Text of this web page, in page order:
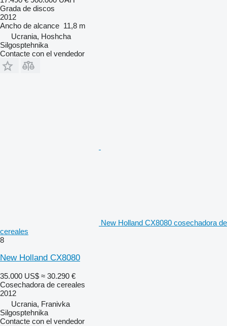
Grada de discos
2012
Ancho de alcance 11,8 m
Ucrania, Hoshcha
Silgosptehnika
Contacte con el vendedor
New Holland CX8080 cosechadora de
cereales
8
New Holland CX8080
35.000 US$ ≈ 30.290 €
Cosechadora de cereales
2012
Ucrania, Franivka
Silgosptehnika
Contacte con el vendedor